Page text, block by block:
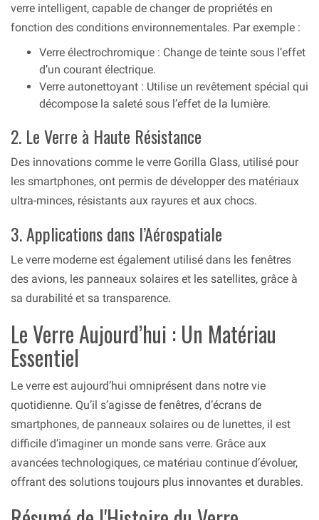
verre intelligent, capable de changer de propriétés en
fonction des conditions environnementales. Par exemple :
Verre électrochromique : Change de teinte sous l’effet
d’un courant électrique.
Verre autonettoyant : Utilise un revêtement spécial qui
décompose la saleté sous l’effet de la lumière.
2. Le Verre à Haute Résistance
Des innovations comme le verre Gorilla Glass, utilisé pour
les smartphones, ont permis de développer des matériaux
ultra-minces, résistants aux rayures et aux chocs.
3. Applications dans l’Aérospatiale
Le verre moderne est également utilisé dans les fenêtres
des avions, les panneaux solaires et les satellites, grâce à
sa durabilité et sa transparence.
Le Verre Aujourd’hui : Un Matériau
Essentiel
Le verre est aujourd’hui omniprésent dans notre vie
quotidienne. Qu’il s’agisse de fenêtres, d’écrans de
smartphones, de panneaux solaires ou de lunettes, il est
difficile d’imaginer un monde sans verre. Grâce aux
avancées technologiques, ce matériau continue d’évoluer,
offrant des solutions toujours plus innovantes et durables.